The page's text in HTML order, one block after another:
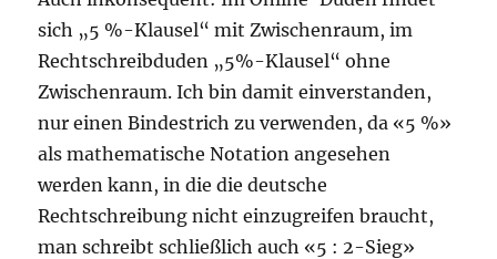
sich „5 %-Klausel“ mit Zwischenraum, im
Rechtschreibduden „5%-Klausel“ ohne
Zwischenraum. Ich bin damit einverstanden,
nur einen Bindestrich zu verwenden, da «5 %»
als mathematische Notation angesehen
werden kann, in die die deutsche
Rechtschreibung nicht einzugreifen braucht,
man schreibt schließlich auch «5 : 2-Sieg»